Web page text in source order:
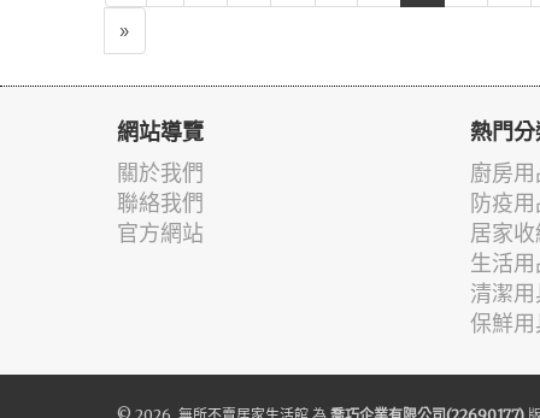
»
網站導覽
關於我們
聯絡我們
官方網站
熱門分
廚房
防疫
居家
生活
清潔
保鮮